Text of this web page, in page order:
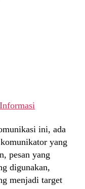
ini, ada
yang
pesan yang
digunakan,
menjadi target